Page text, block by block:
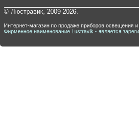
© Люстравик, 2009-2026.
Интернет-магазин по продаже приборов освещения
Фирменное наименование Lustravik - является